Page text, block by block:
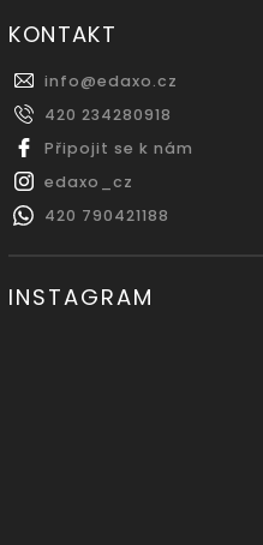
KONTAKT
info@edaxo.cz
420 234280918
Připojit se k nám
edaxo_cz
420 790421188
INSTAGRAM